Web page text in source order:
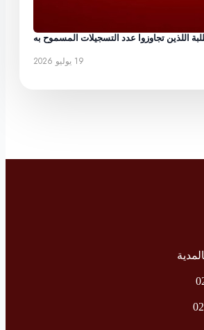
اللذين تجاوزوا عدد التسجيلات المسموح به
19 يوليو 2026